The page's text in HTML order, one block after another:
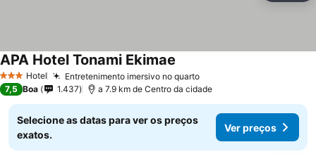
3 EstrelasHotel Entretenimento imersivo no quartoVer preços
APA Hotel Tonami Ekimae
7,5 Boa 1.437 a 7.9 km de Centro da cidade
Selecione as datas para ver os preços
exatos.
Ver preços